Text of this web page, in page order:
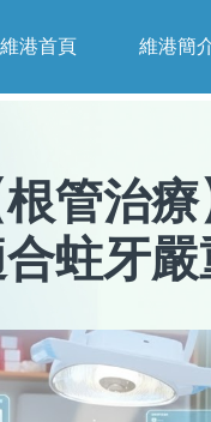
維港首頁 維港簡
根管治療
蛀牙嚴